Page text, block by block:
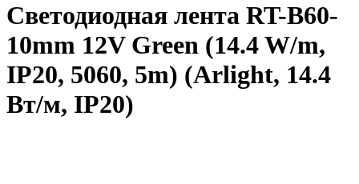
Светодиодная лента RT-B60-
10mm 12V Green (14.4 W/m,
IP20, 5060, 5m) (Arlight, 14.4
Вт/м, IP20)